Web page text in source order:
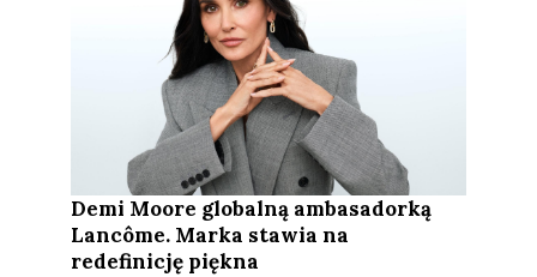
Demi Moore globalną ambasadorką
Lancôme. Marka stawia na
redefinicję piękna